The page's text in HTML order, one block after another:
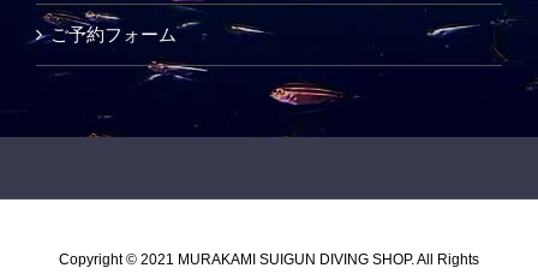
ご予約フォーム
Copyright © 2021 MURAKAMI SUIGUN DIVING SHOP. All Rights